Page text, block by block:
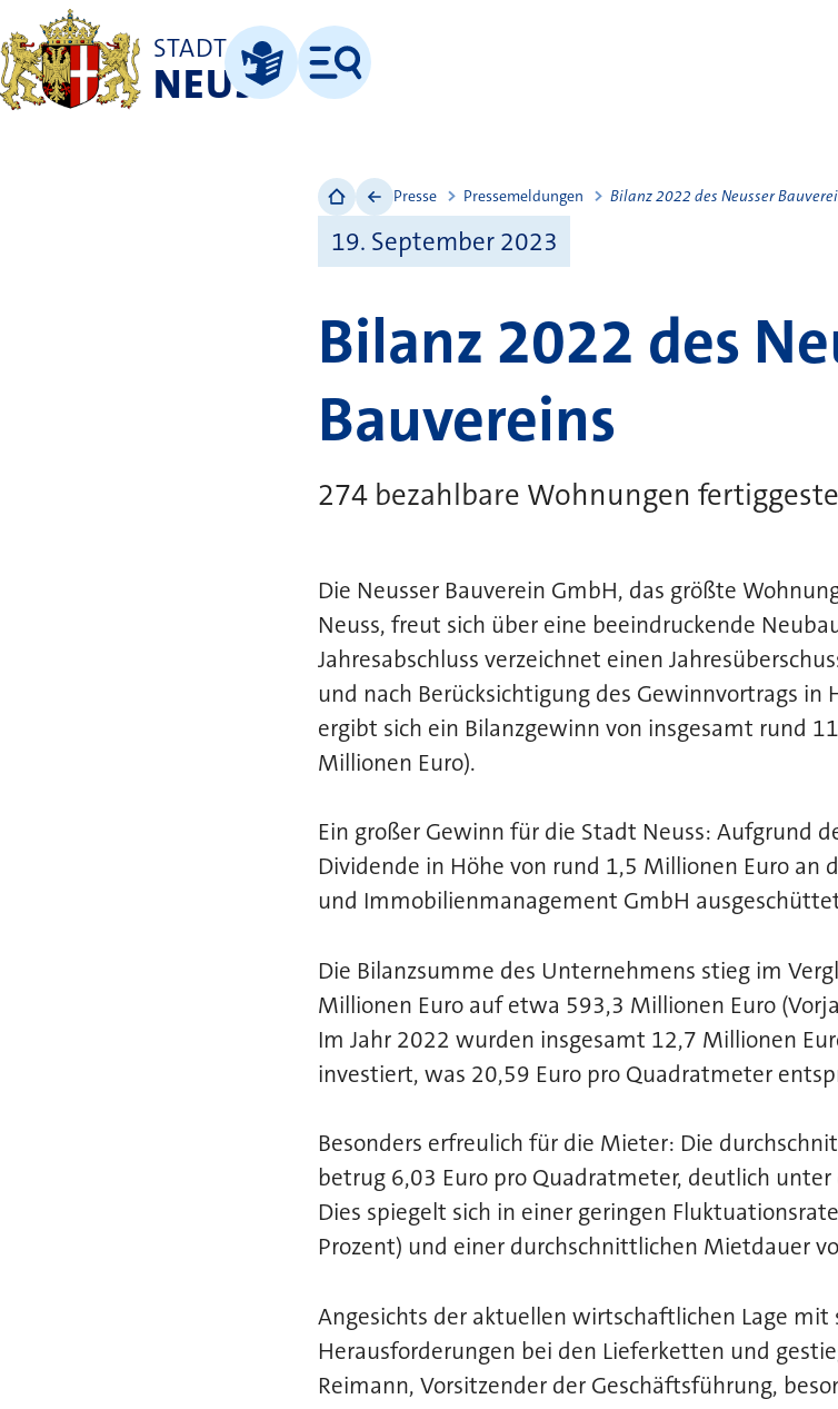
STADT
NEUSSLeichte Sprache
Menü
Presse Pressemeldungen Bilanz 2022 des Neusser
19. September 2023
Bilanz 2022 des
Bauvereins
274 bezahlbare Wohnungen
Die Neusser Bauverein GmbH, das größte
Neuss, freut sich über eine beeindruckende
Jahresabschluss verzeichnet einen
und nach Berücksichtigung des Gewinnvortrags in
ergibt sich ein Bilanzgewinn von insgesamt rund
Millionen Euro).
Ein großer Gewinn für die Stadt Neuss: Aufgrund
Dividende in Höhe von rund 1,5 Millionen Euro an
und Immobilienmanagement GmbH
Die Bilanzsumme des Unternehmens stieg im
Millionen Euro auf etwa 593,3 Millionen Euro
Im Jahr 2022 wurden insgesamt 12,7 Millionen
investiert, was 20,59 Euro pro Quadratmeter
Besonders erfreulich für die Mieter: Die
betrug 6,03 Euro pro Quadratmeter, deutlich
Dies spiegelt sich in einer geringen
Prozent) und einer durchschnittlichen Mietdauer
Angesichts der aktuellen wirtschaftlichen Lage
Herausforderungen bei den Lieferketten und
Reimann, Vorsitzender der Geschäftsführung,